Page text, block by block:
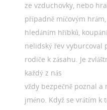
ze vzduchovky, nebo
případně míčovým
hledáním hříbků,
nelidský řev vyburcoval
rodiče k zásahu. Je
každý z nás
vždy bezpečně poznal
jméno. Když se vrátím k